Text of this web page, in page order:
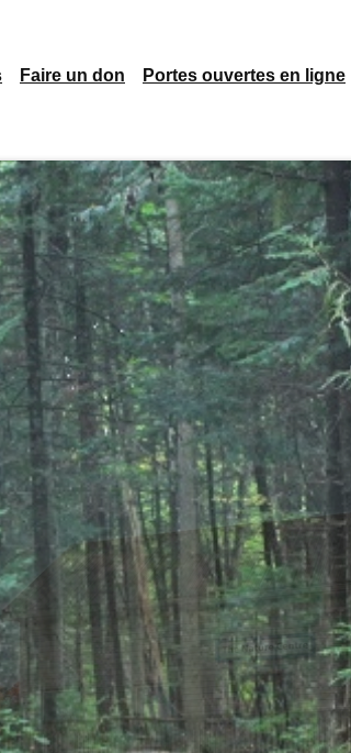
Faire un don Portes ouvertes en ligne